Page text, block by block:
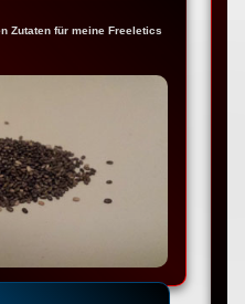
Zutaten für meine Freeletics